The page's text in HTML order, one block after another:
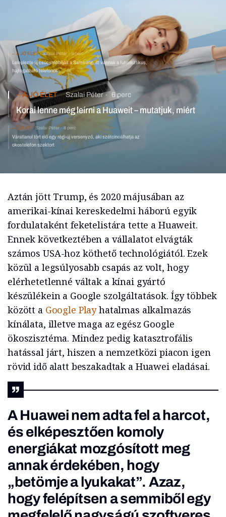
A JÓ ÉLET Szalai Péter 5 perc
Leleplezte új csúcsmobiljait a Samsung, itt vannak a futurisztikus,
hajtogatható telefonok
A JÓ ÉLET Szalai Péter 6 perc
Korai lenne még leírni a Huaweit – mutatjuk, miért
ÜZLET Szalai Péter 8 perc
Váratlanul tört elő egy régi-új versenyző, aki szétcincálhatja az
okostelefon szektort
Aztán jött Trump, és 2020 májusában az
amerikai-kínai kereskedelmi háború egyik
fordulataként feketelistára tette a Huaweit.
Ennek következtében a vállalatot elvágták
számos USA-hoz köthető technológiától. Ezek
közül a legsúlyosabb csapás az volt, hogy
elérhetetlenné váltak a kínai gyártó
készülékein a Google szolgáltatások. Így többek
között a Google Playhatalmas alkalmazás
kínálata, illetve maga az egész Google
ökoszisztéma. Mindez pedig katasztrofális
hatással járt, hiszen a nemzetközi piacon igen
rövid idő alatt beszakadtak a Huawei eladásai.
A Huawei nem adta fel a harcot,
és elképesztően komoly
energiákat mozgósított meg
annak érdekében, hogy
„betömje a lyukakat”. Azaz,
hogy felépítsen a semmiből egy